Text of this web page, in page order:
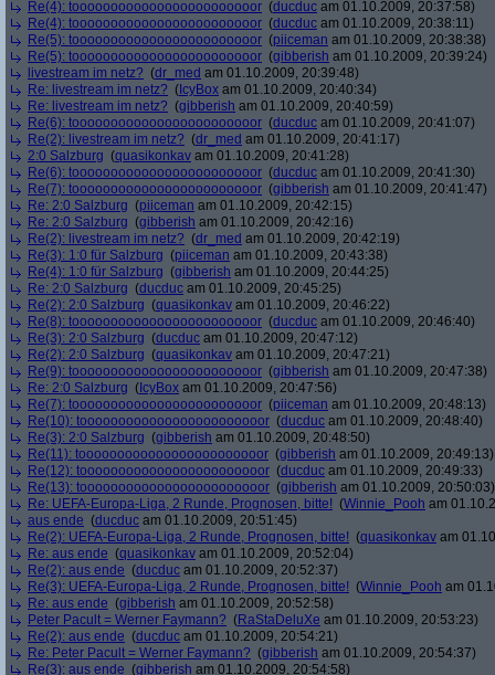
Re(4): toooooooooooooooooooooooor (ducduc am 01.10.2009, 20:37:58)
Re(4): toooooooooooooooooooooooor (ducduc am 01.10.2009, 20:38:11)
Re(5): toooooooooooooooooooooooor (piiceman am 01.10.2009, 20:38:38)
Re(5): toooooooooooooooooooooooor (gibberish am 01.10.2009, 20:39:24)
livestream im netz? (dr_med am 01.10.2009, 20:39:48)
Re: livestream im netz? ( IcyBox am 01.10.2009, 20:40:34)
Re: livestream im netz? (gibberish am 01.10.2009, 20:40:59)
Re(6): toooooooooooooooooooooooor (ducduc am 01.10.2009, 20:41:07)
Re(2): livestream im netz? (dr_med am 01.10.2009, 20:41:17)
2:0 Salzburg (quasikonkav am 01.10.2009, 20:41:28)
Re(6): toooooooooooooooooooooooor (ducduc am 01.10.2009, 20:41:30)
Re(7): toooooooooooooooooooooooor (gibberish am 01.10.2009, 20:41:47)
Re: 2:0 Salzburg (piiceman am 01.10.2009, 20:42:15)
Re: 2:0 Salzburg (gibberish am 01.10.2009, 20:42:16)
Re(2): livestream im netz? (dr_med am 01.10.2009, 20:42:19)
Re(3): 1:0 für Salzburg (piiceman am 01.10.2009, 20:43:38)
Re(4): 1:0 für Salzburg (gibberish am 01.10.2009, 20:44:25)
Re: 2:0 Salzburg (ducduc am 01.10.2009, 20:45:25)
Re(2): 2:0 Salzburg (quasikonkav am 01.10.2009, 20:46:22)
Re(8): toooooooooooooooooooooooor (ducduc am 01.10.2009, 20:46:40)
Re(3): 2:0 Salzburg (ducduc am 01.10.2009, 20:47:12)
Re(2): 2:0 Salzburg (quasikonkav am 01.10.2009, 20:47:21)
Re(9): toooooooooooooooooooooooor (gibberish am 01.10.2009, 20:47:38)
Re: 2:0 Salzburg ( IcyBox am 01.10.2009, 20:47:56)
Re(7): toooooooooooooooooooooooor (piiceman am 01.10.2009, 20:48:13)
Re(10): toooooooooooooooooooooooor (ducduc am 01.10.2009, 20:48:40)
Re(3): 2:0 Salzburg (gibberish am 01.10.2009, 20:48:50)
Re(11): toooooooooooooooooooooooor (gibberish am 01.10.2009, 20:49:13)
Re(12): toooooooooooooooooooooooor (ducduc am 01.10.2009, 20:49:33)
Re(13): toooooooooooooooooooooooor (gibberish am 01.10.2009, 20:50:03)
Re: UEFA-Europa-Liga, 2 Runde, Prognosen, bitte! (Winnie_Pooh am
aus ende (ducduc am 01.10.2009, 20:51:45)
Re(2): UEFA-Europa-Liga, 2 Runde, Prognosen, bitte! (quasikonkav am
Re: aus ende (quasikonkav am 01.10.2009, 20:52:04)
Re(2): aus ende (ducduc am 01.10.2009, 20:52:37)
Re(3): UEFA-Europa-Liga, 2 Runde, Prognosen, bitte! (Winnie_Pooh am
Re: aus ende (gibberish am 01.10.2009, 20:52:58)
Peter Pacult = Werner Faymann? (RaStaDeluXe am 01.10.2009, 20:53:23)
Re(2): aus ende (ducduc am 01.10.2009, 20:54:21)
Re: Peter Pacult = Werner Faymann? (gibberish am 01.10.2009, 20:54:37)
Re(3): aus ende (gibberish am 01.10.2009, 20:54:58)